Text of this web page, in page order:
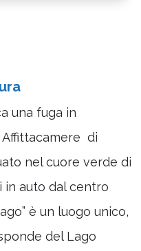
una fuga in
Affittacamere di
nel cuore verde di
in auto dal centro
è un luogo unico,
del Lago